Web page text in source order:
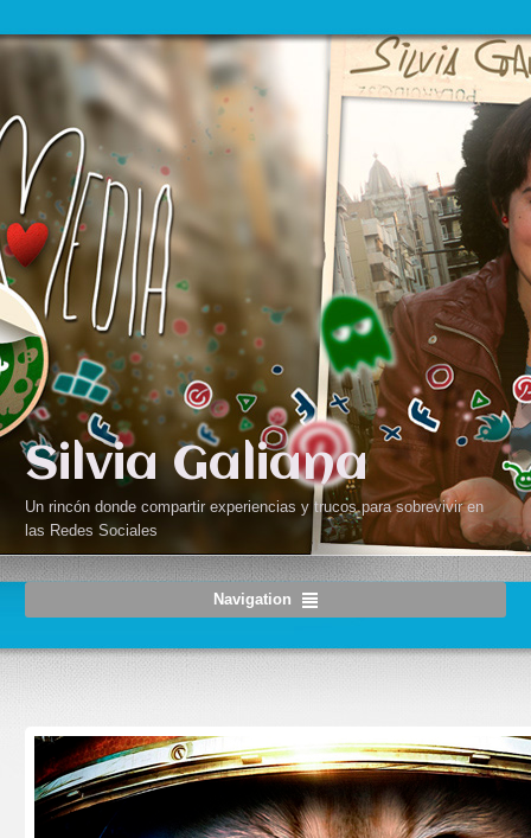
Silvia Galiana
Un rincón donde compartir experiencias y trucos para sobrevivir en
las Redes Sociales
Navigation